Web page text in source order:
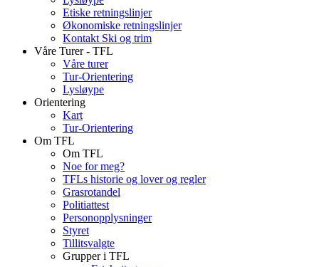
Etiske retningslinjer
Økonomiske retningslinjer
Kontakt Ski og trim
Våre Turer - TFL
Våre turer
Tur-Orientering
Lysløype
Orientering
Kart
Tur-Orientering
Om TFL
Om TFL
Noe for meg?
TFLs historie og lover og regler
Grasrotandel
Politiattest
Personopplysninger
Styret
Tillitsvalgte
Grupper i TFL